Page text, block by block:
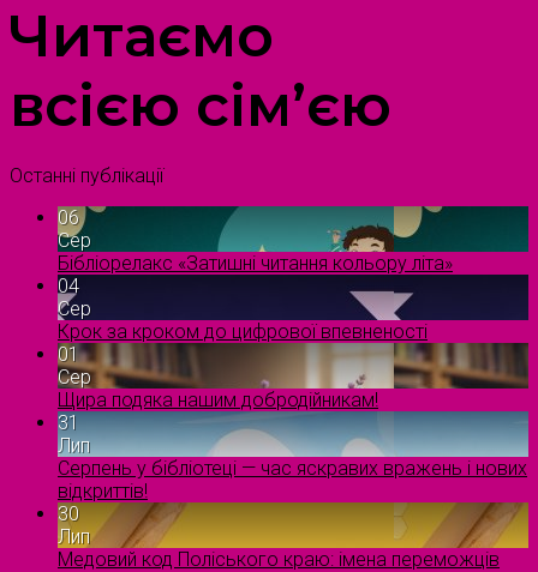
Читаємо
всією сім’єю
Останні публікації
06
Сер
Бібліорелакс «Затишні читання кольору літа»
04
Сер
Крок за кроком до цифрової впевненості
01
Сер
Щира подяка нашим добродійникам!
31
Лип
Серпень у бібліотеці — час яскравих вражень і нових
відкриттів!
30
Лип
Медовий код Поліського краю: імена переможців